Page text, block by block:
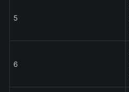
5
6